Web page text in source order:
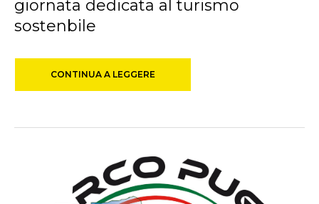
giornata dedicata al turismo
sostenbile
CONTINUA A LEGGERE